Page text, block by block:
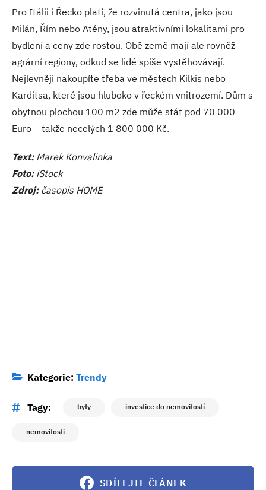
Pro Itálii i Řecko platí, že rozvinutá centra, jako jsou
Milán, Řím nebo Atény, jsou atraktivními lokalitami pro
bydlení a ceny zde rostou. Obě země mají ale rovněž
agrární regiony, odkud se lidé spíše vystěhovávají.
Nejlevněji nakoupíte třeba ve městech Kilkis nebo
Karditsa, které jsou hluboko v řeckém vnitrozemí. Dům s
obytnou plochou 100 m2 zde může stát pod 70 000
Euro – takže necelých 1 800 000 Kč.
Text: Marek Konvalinka
Foto: iStock
Zdroj: časopis HOME
Kategorie: Trendy
Tagy: byty investice do nemovitostí
nemovitosti
SDÍLEJTE ČLÁNEK